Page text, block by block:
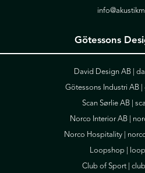
Götessons
David Design AB |
Götessons Industri AB |
Scan Sørlie AB |
Norco Interior AB |
Norco Hospitality |
Loopshop |
Club of Sport |